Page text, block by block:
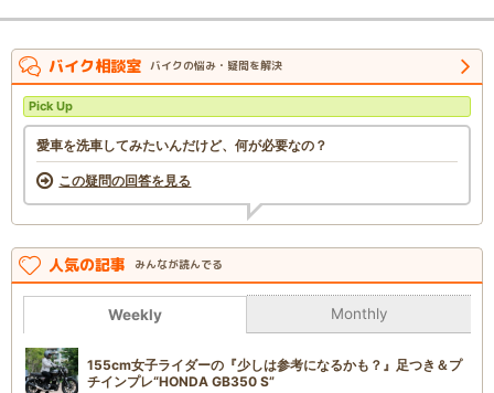
バイク相談室 バイクの悩み・疑問を解決
Pick Up
愛車を洗車してみたいんだけど、何が必要なの？
この疑問の回答を見る
人気の記事 みんなが読んでる
Weekly Monthly
155cm女子ライダーの『少しは参考になるかも？』足つき＆プ
チインプレ“HONDA GB350 S”